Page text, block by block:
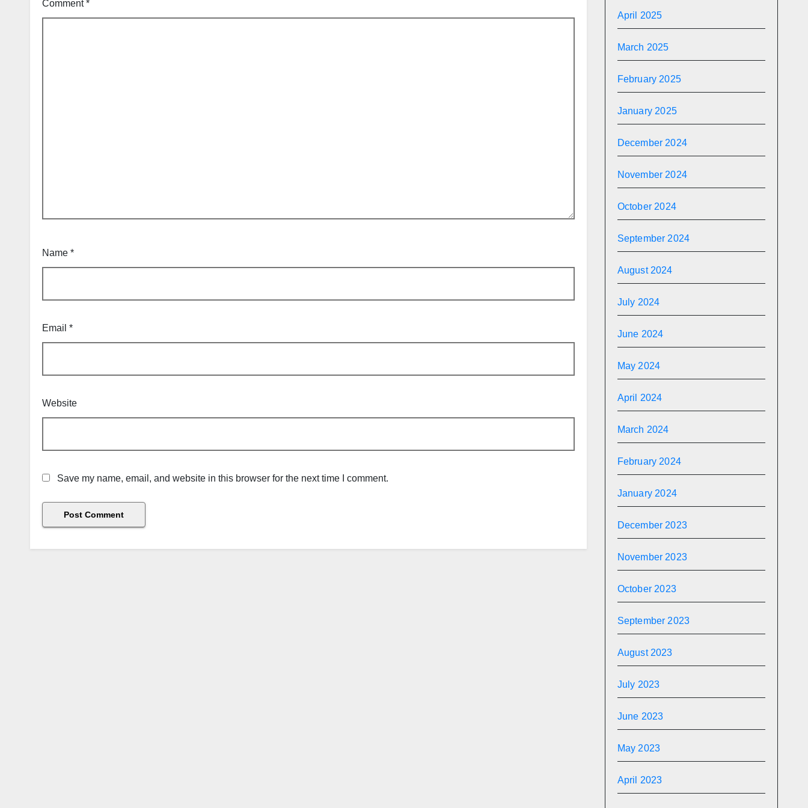
Comment*
Name *
Email *
Website
Save my name, email, and website in this browser for the next time I comment.
April 2025
March 2025
February 2025
January 2025
December 2024
November 2024
October 2024
September 2024
August 2024
July 2024
June 2024
May 2024
April 2024
March 2024
February 2024
January 2024
December 2023
November 2023
October 2023
September 2023
August 2023
July 2023
June 2023
May 2023
April 2023